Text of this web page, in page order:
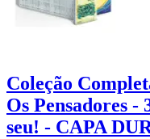
Coleção
Os Pensadores -
seu! - CAPA